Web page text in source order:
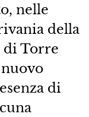
nelle
della
di Torre
di